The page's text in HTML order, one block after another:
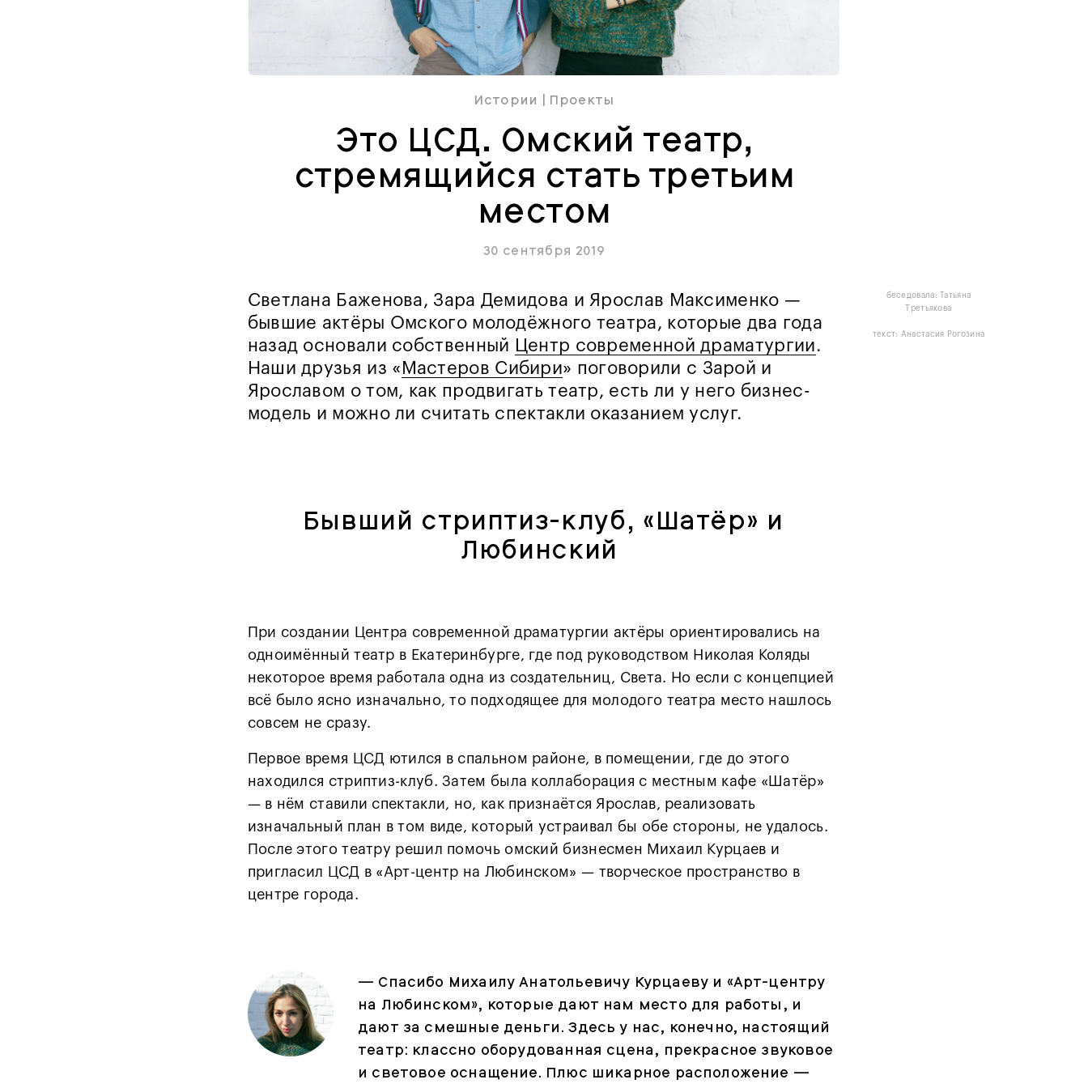
Истории Проекты
Это ЦСД. Омский театр,
стремящийся стать третьим
местом
30 сентября 2019
Светлана Баженова, Зара Демидова и Ярослав Максименко —
бывшие актёры Омского молодёжного театра, которые два года
назад основали собственный Центр современной драматургии.
Наши друзья из « Мастеров Сибири» поговорили с Зарой и
Ярославом о том, как продвигать театр, есть ли у него бизнес-
модель и можно ли считать спектакли оказанием услуг.
беседовала: Татьяна
Третьякова
текст: Анастасия Рогозина
Бывший стриптиз-клуб, «Шатёр» и
Любинский
При создании Центра современной драматургии актёры ориентировались на
одноимённый театр в Екатеринбурге, где под руководством Николая Коляды
некоторое время работала одна из создательниц, Света. Но если с концепцией
всё было ясно изначально, то подходящее для молодого театра место нашлось
совсем не сразу.
Первое время ЦСД ютился в спальном районе, в помещении, где до этого
находился стриптиз-клуб. Затем была коллаборация с местным кафе «Шатёр»
— в нём ставили спектакли, но, как признаётся Ярослав, реализовать
изначальный план в том виде, который устраивал бы обе стороны, не удалось.
После этого театру решил помочь омский бизнесмен Михаил Курцаев и
пригласил ЦСД в «Арт-центр на Любинском» — творческое пространство в
центре города.
— Спасибо Михаилу Анатольевичу Курцаеву и «Арт-центру
на Любинском», которые дают нам место для работы, и
дают за смешные деньги. Здесь у нас, конечно, настоящий
театр: классно оборудованная сцена, прекрасное звуковое
и световое оснащение. Плюс шикарное расположение —